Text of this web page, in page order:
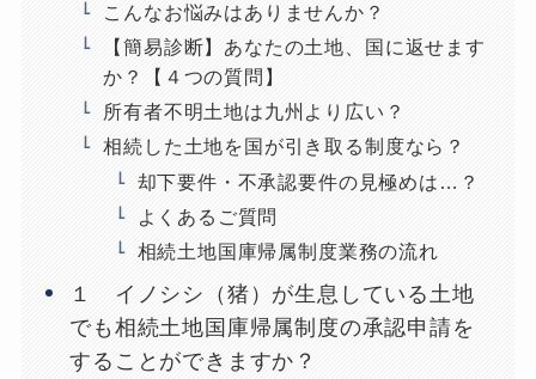
こんなお悩みはありませんか？
【簡易診断】あなたの土地、国に返せます
か？【４つの質問】
所有者不明土地は九州より広い？
相続した土地を国が引き取る制度なら？
却下要件・不承認要件の見極めは…？
よくあるご質問
相続土地国庫帰属制度業務の流れ
１ イノシシ（猪）が生息している土地
でも相続土地国庫帰属制度の承認申請を
することができますか？